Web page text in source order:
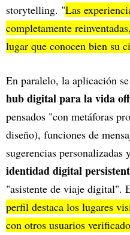
storytelling. "Las
completamente
lugar que conocen bien su
En paralelo, la aplicación
hub digital para la vida
pensados "con metáforas
diseño), funciones de
sugerencias
identidad digital
"asistente de viaje digital".
perfil destaca los lugares
con otros usuarios